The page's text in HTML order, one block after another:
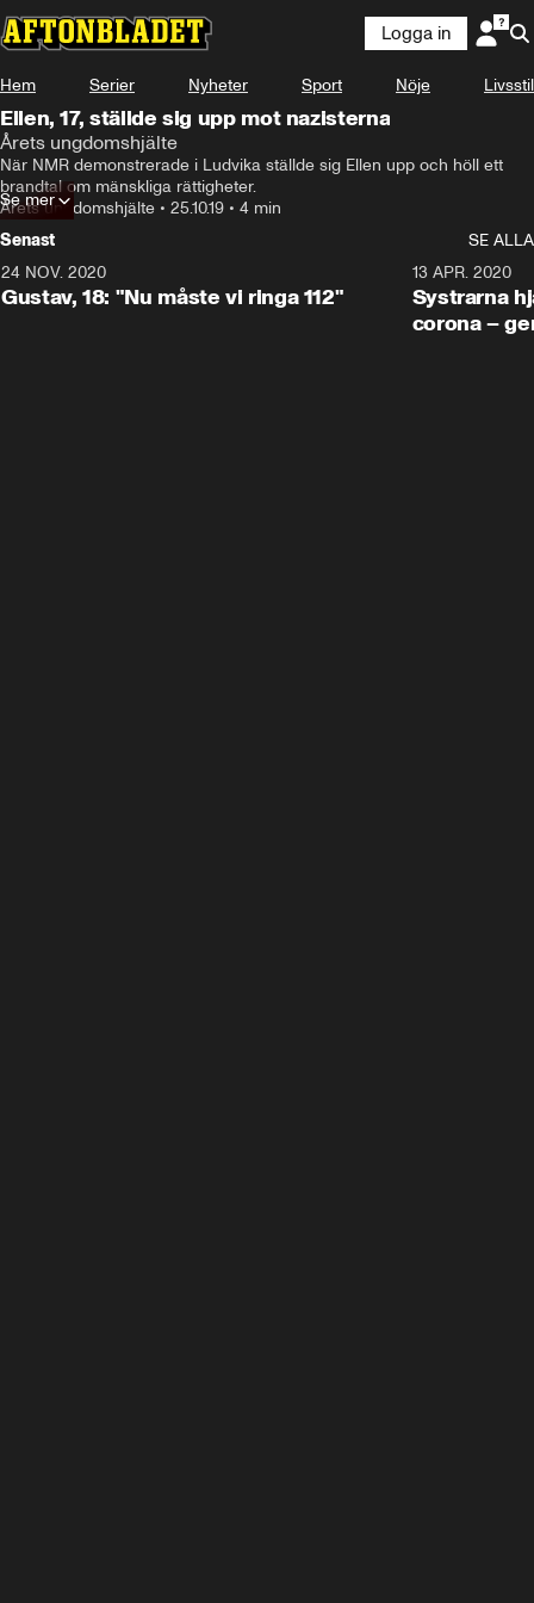
Logga in
Hem Serier Nyheter Sport Nöje Livsstil
Ellen, 17, ställde sig upp mot nazisterna
Årets ungdomshjälte
När NMR demonstrerade i Ludvika ställde sig Ellen upp och höll ett
brandtal om mänskliga rättigheter.
Årets ungdomshjälte • 25.10.19 • 4 min
Se mer
Senast
SE ALLA
24 NOV. 2020
Gustav, 18: "Nu måste vi ringa 112"
13 APR. 2020
Systrarna
corona –